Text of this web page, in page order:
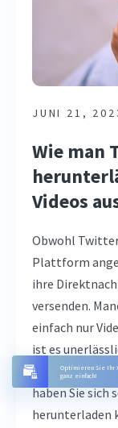
Optimieren Sie Ihr
ganz einfach!
JUNI 21,
Wie man
Videos
Obwohl
Plattform
ihre
versenden.
einfach nur
ist es
Mobilgeräten
haben Sie sich
herunterladen